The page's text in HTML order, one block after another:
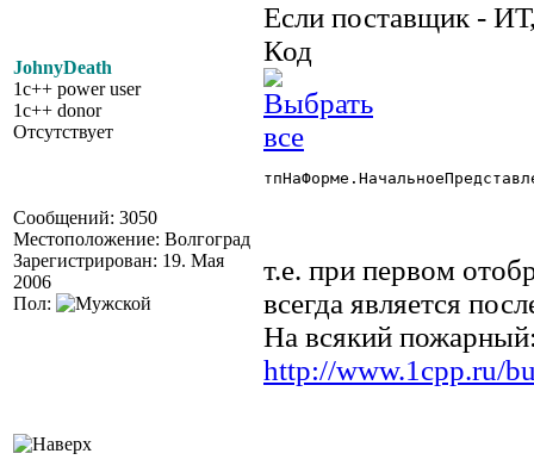
JohnyDeath
1c++ power user
1c++ donor
Отсутствует
Сообщений: 3050
Местоположение: Волгоград
Зарегистрирован: 19. Мая
2006
Пол:
Если поставщик -
Код
т.е. при первом
всегда является
На всякий
http://www.1cpp.ru/